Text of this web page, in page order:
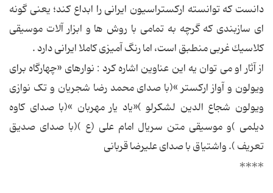
دانست كه توانسته اركستراسیون ایرانی را ابداع كند؛ یعنی گونه
ای سازبندی كه گرچه به تمامی با روش ها و ابزار آلات موسیقی
كلاسیك غربی منطبق است، اما رنگ آمیزی کاملا ایرانی دارد .
از آثار او می توان یه این عناوین اشاره کرد : نوارهای «چهارگاه برای
ویولون و آواز ارکستر »(با صدای محمد رضا شجریان و تک نوازی
ویولون شجاع الدین لشکرلو )«یاد یار مهربان »(با صدای کاوه
دیلمی )و موسیقی متن سریال امام علی (ع )(با صدای صدیق
تعریف ). واشتیاق با صدای علیرضا قربانی
****